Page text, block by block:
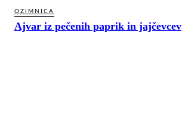
OZIMNICA
Ajvar iz pečenih paprik in jajčevcev